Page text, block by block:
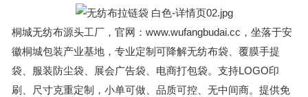
桐城无纺布源头工厂，官网：www.wufangbudai.cc，坐落于安
徽桐城包装产业基地，专业定制可降解无纺布袋、覆膜手提
袋、服装防尘袋、展会广告袋、电商打包袋。支持LOGO印
刷、尺寸克重定制，小单可做、品质可控、无中间商。提供免